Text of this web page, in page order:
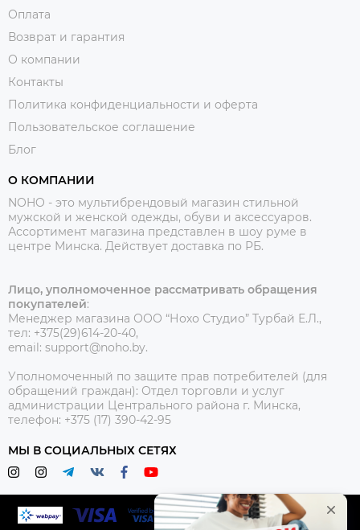
Оплата
Возврат и гарантия
О компании
Контакты
Политика конфиденциальности и оферта
Пользовательское соглашение
Блог
О КОМПАНИИ
NOHO - это мультибрендовый магазин стильной
мужской и женской одежды, обуви и аксессуаров.
Ассортимент магазина представлен в шоу руме в
центре Минска. Действует доставка по РБ.
Лицо, уполномоченное рассматривать обращения
покупателей:
Менеджер магазина ООО “Нохо Студио” Турбай Е.Л.,
тел: +375(29)614-20-40,
email: support@noho.by.
Уполномоченный по защите прав потребителей (для
обращений граждан): Отдел торговли и услуг
администрации Центрального района г. Минска,
телефон: +375 (17) 390-42-95
МЫ В СОЦИАЛЬНЫХ СЕТЯХ